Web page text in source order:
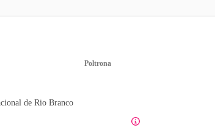
de Rio Branco
Poltrona